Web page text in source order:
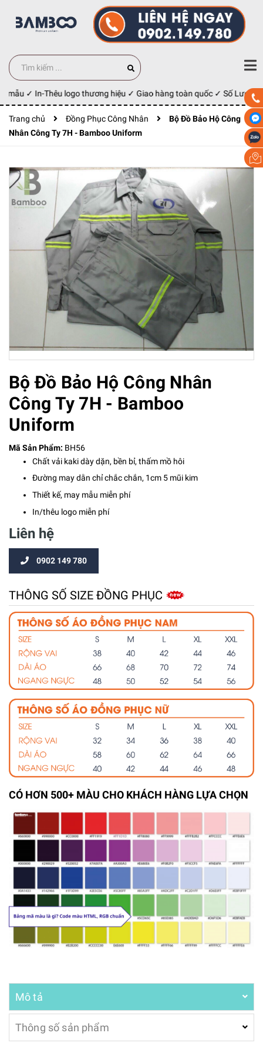
✓ In-Thêu logo thương hiệu ✓ Giao hàng toàn quốc ✓ Số Lượng
Trang chủ Đồng Phục Công Nhân
Bộ Đồ Bảo Hộ Công
Nhân Công Ty 7H - Bamboo Uniform
Bộ Đồ Bảo Hộ Công Nhân
Công Ty 7H - Bamboo
Uniform
Mã Sản Phẩm: BH56
Chất vải kaki dày dặn, bền bỉ, thấm mồ hôi
Đường may dằn chỉ chắc chắn, 1cm 5 mũi kim
Thiết kế, may mẫu miễn phí
In/thêu logo miễn phí
Liên hệ
0902 149 780
THÔNG SỐ SIZE ĐỒNG PHỤC
CÓ HƠN 500+ MÀU CHO KHÁCH HÀNG LỰA CHỌN
Mô tả
Thông số sản phẩm